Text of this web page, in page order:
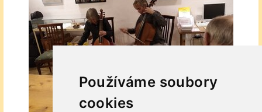
Používáme soubory
cookies